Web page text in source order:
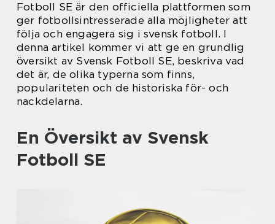
Fotboll SE är den officiella plattformen som
ger fotbollsintresserade alla möjligheter att
följa och engagera sig i svensk fotboll. I
denna artikel kommer vi att ge en grundlig
översikt av Svensk Fotboll SE, beskriva vad
det är, de olika typerna som finns,
populariteten och de historiska för- och
nackdelarna.
En Översikt av Svensk
Fotboll SE